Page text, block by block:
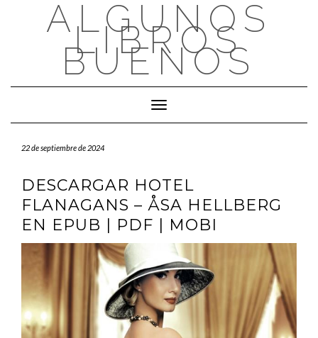
ALGUNOS
LIBROS
BUENOS
Cambiar modo de navegación
22 de septiembre de 2024
DESCARGAR HOTEL
FLANAGANS – ÅSA HELLBERG
EN EPUB | PDF | MOBI